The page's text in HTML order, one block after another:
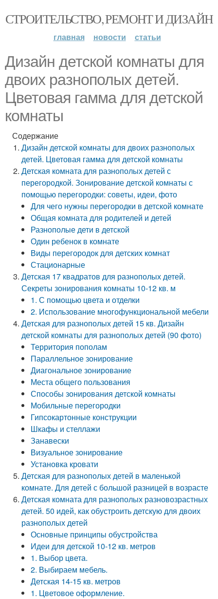
СТРОИТЕЛЬСТВО, РЕМОНТ И ДИЗАЙН
главная новости статьи
Дизайн детской комнаты для
двоих разнополых детей.
Цветовая гамма для детской
комнаты
Содержание
Дизайн детской комнаты для двоих разнополых
детей. Цветовая гамма для детской комнаты
Детская комната для разнополых детей с
перегородкой. Зонирование детской комнаты с
помощью перегородки: советы, идеи, фото
Для чего нужны перегородки в детской комнате
Общая комната для родителей и детей
Разнополые дети в детской
Один ребенок в комнате
Виды перегородок для детских комнат
Стационарные
Детская 17 квадратов для разнополых детей.
Секреты зонирования комнаты 10-12 кв. м
1. С помощью цвета и отделки
2. Использование многофункциональной мебели
Детская для разнополых детей 15 кв. Дизайн
детской комнаты для разнополых детей (90 фото)
Территория пополам
Параллельное зонирование
Диагональное зонирование
Места общего пользования
Способы зонирования детской комнаты
Мобильные перегородки
Гипсокартонные конструкции
Шкафы и стеллажи
Занавески
Визуальное зонирование
Установка кровати
Детская для разнополых детей в маленькой
комнате. Для детей с большой разницей в возрасте
Детская комната для разнополых разновозрастных
детей. 50 идей, как обустроить детскую для двоих
разнополых детей
Основные принципы обустройства
Идеи для детской 10-12 кв. метров
1. Выбор цвета.
2. Выбираем мебель.
Детская 14-15 кв. метров
1. Цветовое оформление.